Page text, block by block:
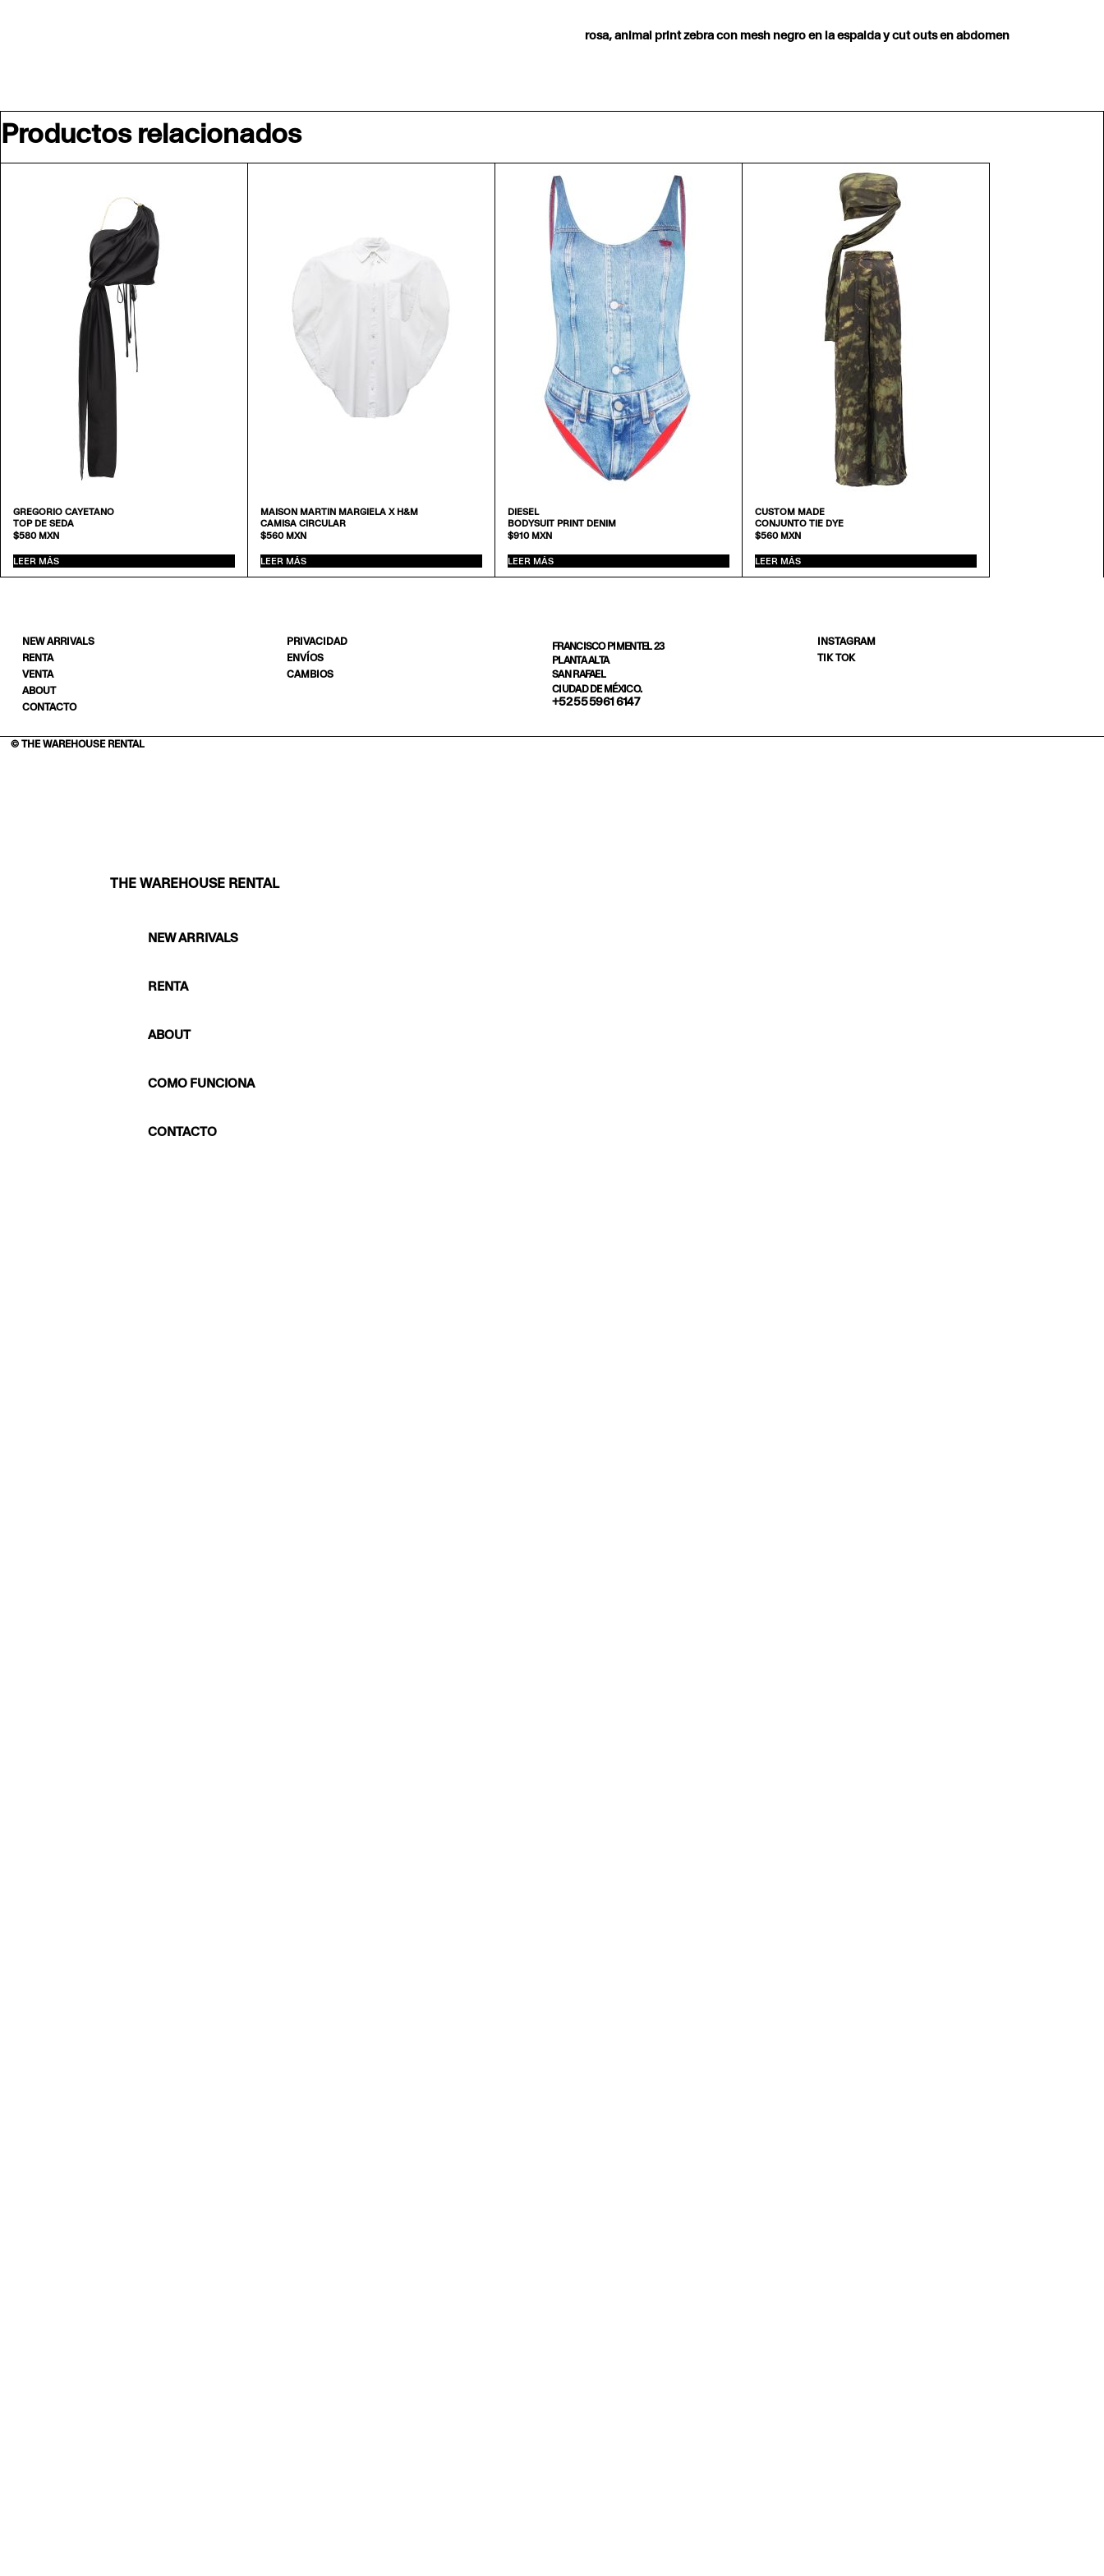
rosa, animal print zebra con mesh negro en la espalda y cut outs en abdomen
Productos relacionados
GREGORIO CAYETANO
TOP DE SEDA
$580MXN
LEER MÁS
MAISON MARTIN MARGIELA X H&M
CAMISA CIRCULAR
$560MXN
LEER MÁS
DIESEL
BODYSUIT PRINT DENIM
$910MXN
LEER MÁS
CUSTOM MADE
CONJUNTO TIE DYE
$560MXN
LEER MÁS
NEW ARRIVALS
RENTA
VENTA
ABOUT
CONTACTO
PRIVACIDAD
ENVÍOS
CAMBIOS
FRANCISCO PIMENTEL 23
PLANTA ALTA
SAN RAFAEL
CIUDAD DE MÉXICO.
+52 55 5961 6147
INSTAGRAM
TIK TOK
© THE WAREHOUSE RENTAL
THE WAREHOUSE RENTAL
NEW ARRIVALS
RENTA
ABOUT
COMO FUNCIONA
CONTACTO